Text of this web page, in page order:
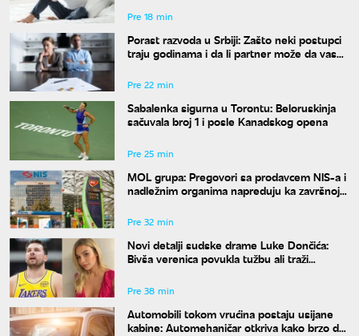
Pre 18 min
Porast razvoda u Srbiji: Zašto neki postupci
traju godinama i da li partner može da vas
Pre 22 min
Sabalenka sigurna u Torontu: Beloruskinja
sačuvala broj 1 i posle Kanadskog opena
Pre 25 min
MOL grupa: Pregovori sa prodavcem NIS-a i
nadležnim organima napreduju ka završnoj
Pre 32 min
Novi detalji sudske drame Luke Dončića:
Bivša verenica povukla tužbu ali traži
Pre 38 min
Automobili tokom vrućina postaju usijane
kabine: Automehaničar otkriva kako brzo da